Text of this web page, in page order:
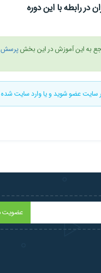
در رابطه با این دوره
به این آموزش در این بخشپرسش
سایتعضو شوید و یاوارد سایتشده
عضویت